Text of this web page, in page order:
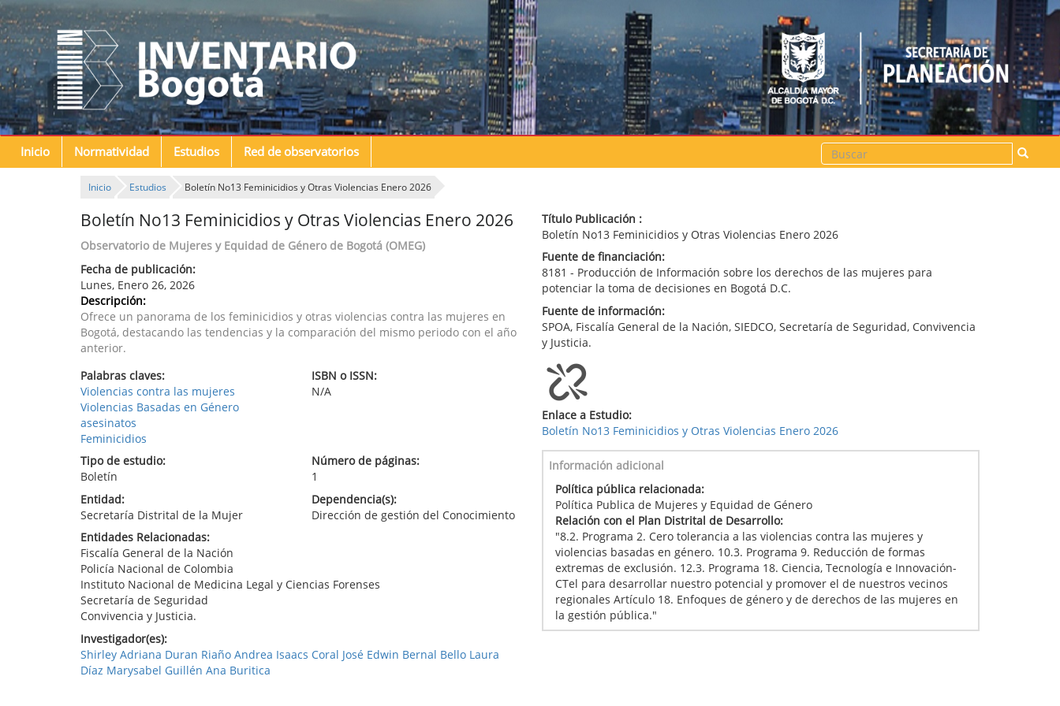
Inicio Normatividad Estudios Red de observatorios
Buscar
Inicio Estudios Boletín No13 Feminicidios y Otras Violencias Enero 2026
Boletín No13 Feminicidios y Otras Violencias Enero 2026
Observatorio de Mujeres y Equidad de Género de Bogotá (OMEG)
Fecha de publicación:
Lunes, Enero 26, 2026
Descripción:
Ofrece un panorama de los feminicidios y otras violencias contra las mujeres en
Bogotá, destacando las tendencias y la comparación del mismo periodo con el año
anterior.
Palabras claves:
Violencias contra las mujeres
Violencias Basadas en Género
asesinatos
Feminicidios
ISBN o ISSN:
N/A
Tipo de estudio:
Boletín
Número de páginas:
1
Entidad:
Secretaría Distrital de la Mujer
Dependencia(s):
Dirección de gestión del Conocimiento
Entidades Relacionadas:
Fiscalía General de la Nación
Policía Nacional de Colombia
Instituto Nacional de Medicina Legal y Ciencias Forenses
Secretaría de Seguridad
Convivencia y Justicia.
Investigador(es):
Shirley Adriana Duran Riaño Andrea Isaacs Coral José Edwin Bernal Bello Laura
Díaz Marysabel Guillén Ana Buritica
Título Publicación :
Boletín No13 Feminicidios y Otras Violencias Enero 2026
Fuente de financiación:
8181 - Producción de Información sobre los derechos de las mujeres para
potenciar la toma de decisiones en Bogotá D.C.
Fuente de información:
SPOA, Fiscalía General de la Nación, SIEDCO, Secretaría de Seguridad, Convivencia
y Justicia.
Enlace a Estudio:
Boletín No13 Feminicidios y Otras Violencias Enero 2026
Información adicional
Política pública relacionada:
Política Publica de Mujeres y Equidad de Género
Relación con el Plan Distrital de Desarrollo:
"8.2. Programa 2. Cero tolerancia a las violencias contra las mujeres y
violencias basadas en género. 10.3. Programa 9. Reducción de formas
extremas de exclusión. 12.3. Programa 18. Ciencia, Tecnología e Innovación-
CTel para desarrollar nuestro potencial y promover el de nuestros vecinos
regionales Artículo 18. Enfoques de género y de derechos de las mujeres en
la gestión pública."